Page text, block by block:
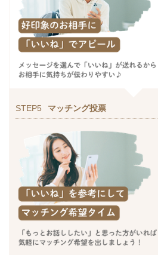
STEP5 マッチング投票